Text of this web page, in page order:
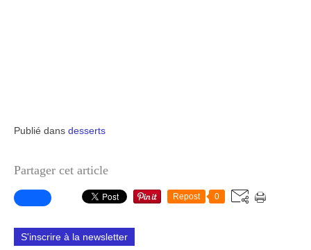
Publié dans desserts
Partager cet article
Repost 0
S'inscrire à la newsletter